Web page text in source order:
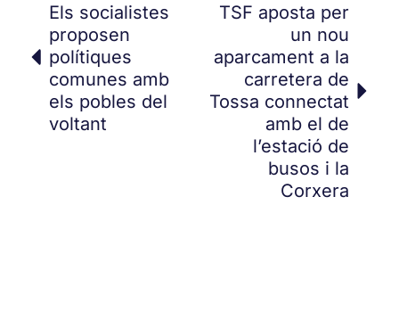
Els socialistes
proposen
polítiques
comunes amb
els pobles del
voltant
TSF aposta per
un nou
aparcament a la
carretera de
Tossa connectat
amb el de
l’estació de
busos i la
Corxera